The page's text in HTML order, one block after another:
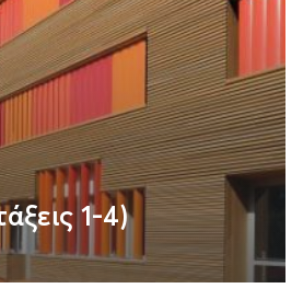
1-4)